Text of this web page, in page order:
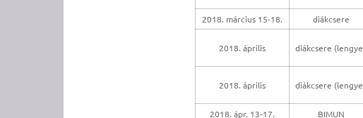
2018. március 15-18. diákcsere
2018. április diákcsere
2018. április diákcsere
2018. ápr. 13-17. BIMUN